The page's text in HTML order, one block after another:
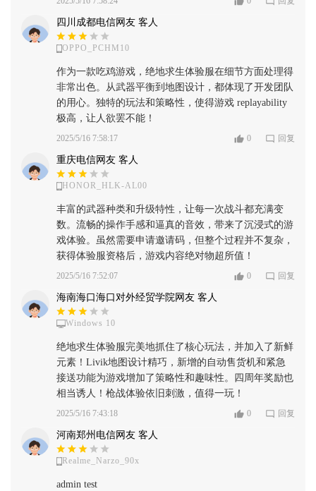
四川成都电信网友 客人
OPPO_PCHM10
作为一款吃鸡游戏，绝地求生体验服在细节方面处理得
非常出色。从武器平衡到地图设计，都体现了开发团队
的用心。独特的玩法和策略性，使得游戏 replayability
极高，让人欲罢不能！
2025/5/16 7:58:17 0 回复
重庆电信网友 客人
HONOR_HLK-AL00
丰富的武器种类和升级特性，让每一次战斗都充满变
数。流畅的操作手感和逼真的音效，带来了沉浸式的游
戏体验。虽然需要申请邀请码，但整个过程并不复杂，
获得体验服资格后，游戏内容绝对物超所值！
2025/5/16 7:52:07 0 回复
海南海口海口对外经贸学院网友 客人
Windows 10
绝地求生体验服完美地抓住了核心玩法，并加入了新鲜
元素！Livik地图设计精巧，新增的自动售货机和紧急
接送功能为游戏增加了策略性和趣味性。四周年奖励也
相当诱人！枪战体验依旧刺激，值得一玩！
2025/5/16 7:43:18 0 回复
河南郑州电信网友 客人
Realme_Narzo_90x
admin test